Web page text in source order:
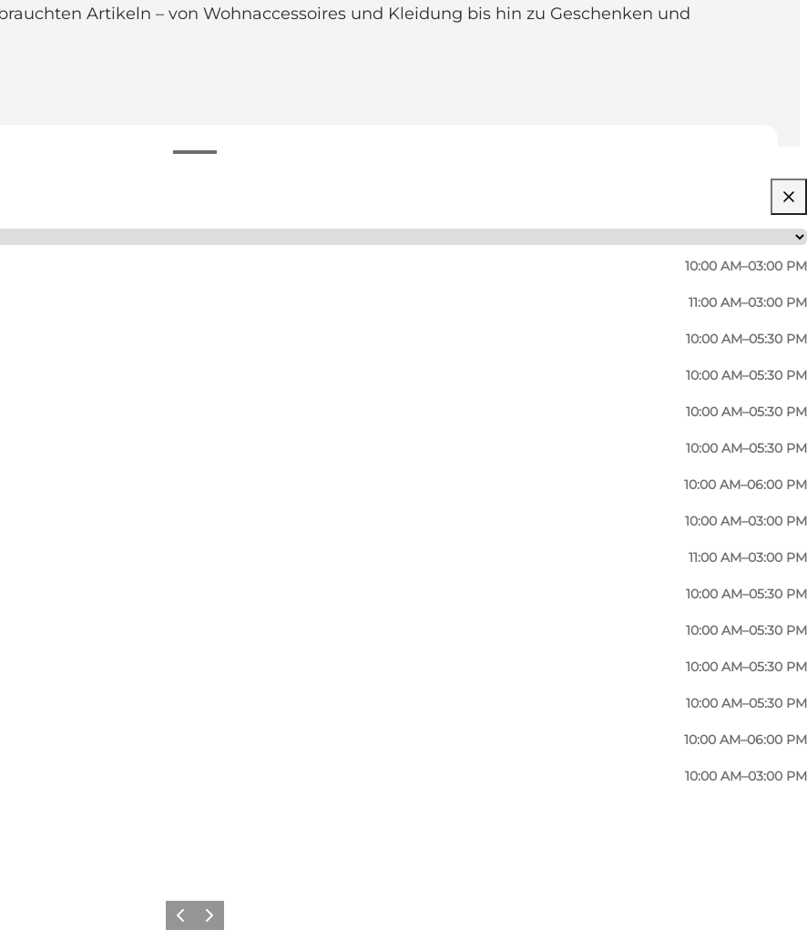
Artikeln – von Wohnaccessoires und Kleidung bis hin zu Geschenken und
10:00 AM–03:00 PM
11:00 AM–03:00 PM
10:00 AM–05:30 PM
10:00 AM–05:30 PM
10:00 AM–05:30 PM
10:00 AM–05:30 PM
10:00 AM–06:00 PM
10:00 AM–03:00 PM
11:00 AM–03:00 PM
10:00 AM–05:30 PM
10:00 AM–05:30 PM
10:00 AM–05:30 PM
10:00 AM–05:30 PM
10:00 AM–06:00 PM
10:00 AM–03:00 PM
ZurückWeiter